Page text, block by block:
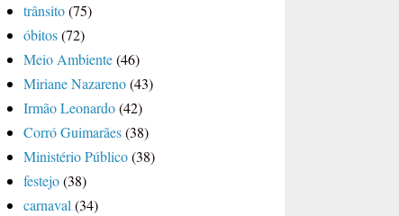
trânsito(75)
óbitos(72)
Meio Ambiente(46)
Miriane Nazareno(43)
Irmão Leonardo(42)
Corró Guimarães(38)
Ministério Público(38)
festejo(38)
carnaval(34)